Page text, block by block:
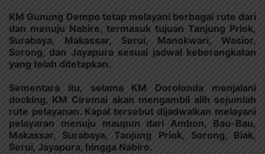
KM Gunung Dempo tetap melayani berbagai rute dari
dan menuju Nabire, termasuk tujuan Tanjung Priok,
Surabaya, Makassar, Serui, Manokwari, Wasior,
Sorong, dan Jayapura sesuai jadwal keberangkatan
yang telah ditetapkan.
Sementara itu, selama KM Dorolonda menjalani
docking, KM Ciremai akan mengambil alih sejumlah
rute pelayanan. Kapal tersebut dijadwalkan melayani
pelayaran menuju maupun dari Ambon, Bau-Bau,
Makassar, Surabaya, Tanjung Priok, Sorong, Biak,
Serui, Jayapura, hingga Nabire.